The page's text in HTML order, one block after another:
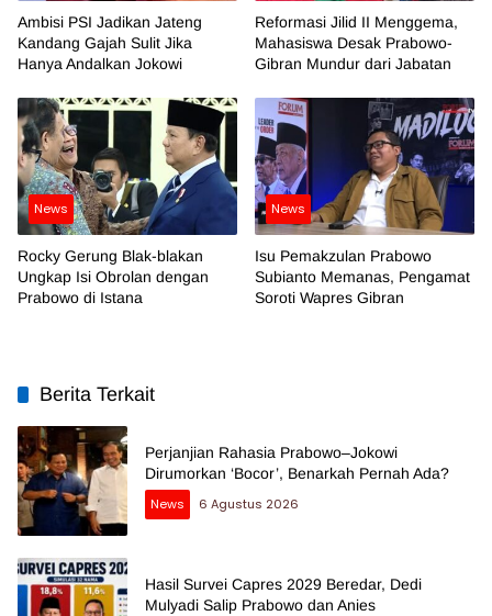
Ambisi PSI Jadikan Jateng
Kandang Gajah Sulit Jika
Hanya Andalkan Jokowi
Reformasi Jilid II Menggema,
Mahasiswa Desak Prabowo-
Gibran Mundur dari Jabatan
News
Rocky Gerung Blak-blakan
Ungkap Isi Obrolan dengan
Prabowo di Istana
News
Isu Pemakzulan Prabowo
Subianto Memanas, Pengamat
Soroti Wapres Gibran
Berita Terkait
Perjanjian Rahasia Prabowo–Jokowi
Dirumorkan ‘Bocor’, Benarkah Pernah Ada?
News
6 Agustus 2026
Hasil Survei Capres 2029 Beredar, Dedi
Mulyadi Salip Prabowo dan Anies